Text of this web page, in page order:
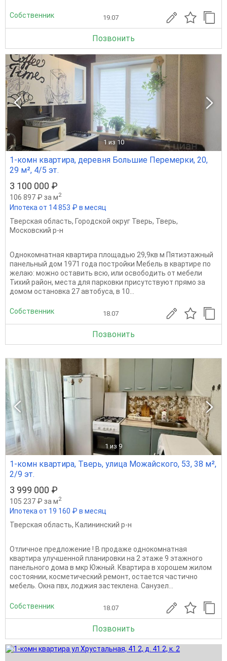
Собственник 19.07
Позвонить
1 из 10
1-комн квартира, деревня Большие Перемерки, 20,
29 м², 4/5 эт.
3 100 000 ₽
106 897 ₽ за м2
Ипотека от 14 853 ₽ в месяц
Тверская область, Городской округ Тверь, Тверь,
Московский р-н
Однокомнатная квартира площадью 29,9кв м Пятиэтажный
панельный дом 1971 года постройки Мебель в квартире по
желаю: можно оставить всю, или освободить от мебели
Тихий район, места для парковки присутствуют прямо за
домом остановка 27 автобуса, в 10...
Собственник 18.07
Позвонить
1 из 9
1-комн квартира, Тверь, улица Можайского, 53, 38 м²,
2/9 эт.
3 999 000 ₽
105 237 ₽ за м2
Ипотека от 19 160 ₽ в месяц
Тверская область, Калининский р-н
Отличное предложение ! В продаже однокомнатная
квартира улучшенной планировки на 2 этаже 9 этажного
панельного дома в мкр Южный. Квартира в хорошем жилом
состоянии, косметический ремонт, остается частично
мебель. Окна пвх, лоджия застеклена. Санузел...
Собственник 18.07
Позвонить